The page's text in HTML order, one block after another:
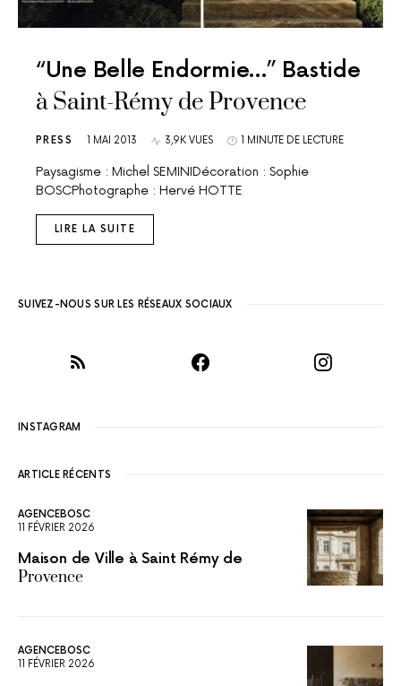
“Une Belle Endormie…” Bastide
à Saint-Rémy de Provence
PRESS 1 MAI 2013 3,9K VUES 1 MINUTE DE LECTURE
Paysagisme : Michel SEMINIDécoration : Sophie
BOSCPhotographe : Hervé HOTTE
LIRE LA SUITE
SUIVEZ-NOUS SUR LES RÉSEAUX SOCIAUX
INSTAGRAM
ARTICLE RÉCENTS
AGENCEBOSC
11 FÉVRIER 2026
Maison de Ville à Saint Rémy de
Provence
AGENCEBOSC
11 FÉVRIER 2026